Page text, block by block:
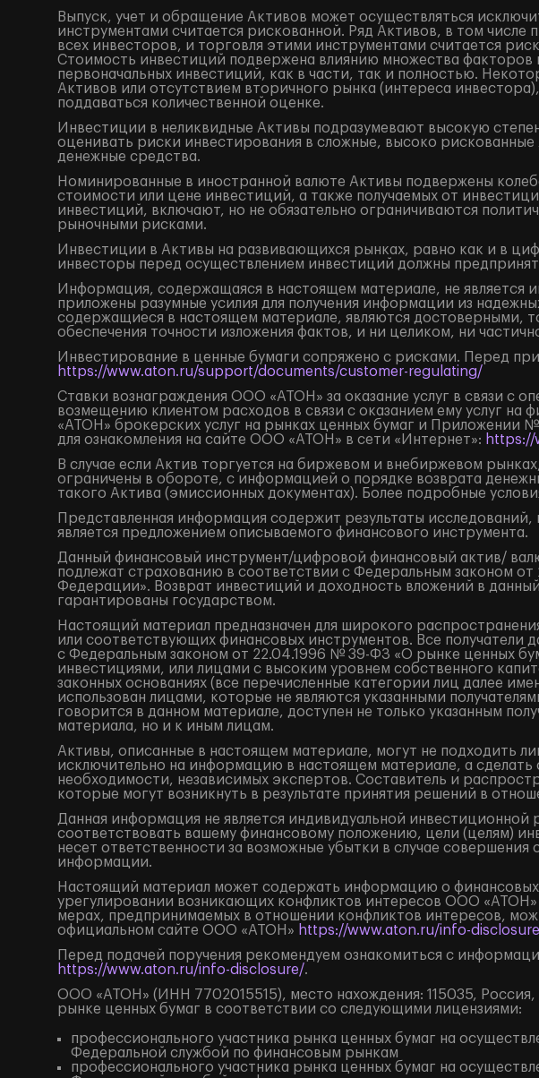
Выпуск, учет и обращение Активов может осуществляться
инструментами считается рискованной. Ряд Активов, в том
всех инвесторов, и торговля этими инструментами считается
Стоимость инвестиций подвержена влиянию множества
первоначальных инвестиций, как в части, так и полностью.
Активов или отсутствием вторичного рынка (интереса
поддаваться количественной оценке.
Инвестиции в неликвидные Активы подразумевают высокую
оценивать риски инвестирования в сложные, высоко
денежные средства.
Номинированные в иностранной валюте Активы подвержены
стоимости или цене инвестиций, а также получаемых от
инвестиций, включают, но не обязательно ограничиваются
рыночными рисками.
Инвестиции в Активы на развивающихся рынках, равно как и в
инвесторы перед осуществлением инвестиций должны
Информация, содержащаяся в настоящем материале, не является
приложены разумные усилия для получения информации из
содержащиеся в настоящем материале, являются достоверными,
обеспечения точности изложения фактов, и ни целиком, ни
Инвестирование в ценные бумаги сопряжено с рисками. Перед
https://www.aton.ru/support/documents/customer-regulating/
Ставки вознаграждения ООО «АТОН» за оказание услуг в связи с
возмещению клиентом расходов в связи с оказанием ему услуг
«АТОН» брокерских услуг на рынках ценных бумаг и Приложении
для ознакомления на сайте ООО «АТОН» в сети «Интернет»: https://
В случае если Актив торгуется на биржевом и внебиржевом
ограничены в обороте, с информацией о порядке возврата
такого Актива (эмиссионных документах). Более подробные
Представленная информация содержит результаты
является предложением описываемого финансового инструмента.
Данный финансовый инструмент/цифровой финансовый актив/
подлежат страхованию в соответствии с Федеральным законом
Федерации». Возврат инвестиций и доходность вложений в
гарантированы государством.
Настоящий материал предназначен для широкого
или соответствующих финансовых инструментов. Все
с Федеральным законом от 22.04.1996 № 39-ФЗ «О рынке ценных
инвестициями, или лицами с высоким уровнем собственного
законных основаниях (все перечисленные категории лиц далее
использован лицами, которые не являются указанными
говорится в данном материале, доступен не только указанным
материала, но и к иным лицам.
Активы, описанные в настоящем материале, могут не подходить
исключительно на информацию в настоящем материале, а
необходимости, независимых экспертов. Составитель и
которые могут возникнуть в результате принятия решений в
Данная информация не является индивидуальной
соответствовать вашему финансовому положению, цели (целям)
несет ответственности за возможные убытки в случае
информации.
Настоящий материал может содержать информацию о
урегулировании возникающих конфликтов интересов ООО
мерах, предпринимаемых в отношении конфликтов интересов,
официальном сайте ООО «АТОН» https://www.aton.ru/info-
Перед подачей поручения рекомендуем ознакомиться с
https://www.aton.ru/info-disclosure/.
ООО «АТОН» (ИНН 7702015515), место нахождения: 115035,
рынке ценных бумаг в соответствии со следующими лицензиями:
профессионального участника рынка ценных бумаг на
Федеральной службой по финансовым рынкам
профессионального участника рынка ценных бумаг на